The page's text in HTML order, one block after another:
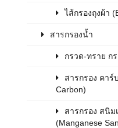
ไส้กรองถุงผ้า
สารกรองน้ำ
กรวด-ทราย ก
สารกรอง คาร์
Carbon)
สารกรอง สนิม
(Manganese